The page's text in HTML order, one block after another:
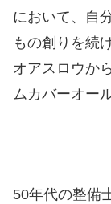
において、自
もの創りを続
オアスロウか
ムカバーオール
50年代の整備